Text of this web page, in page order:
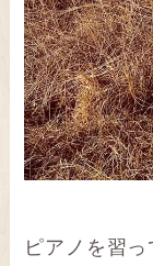
ピアノを習